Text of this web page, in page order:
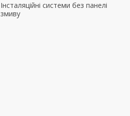
Інсталяційні системи без панелі
змиву